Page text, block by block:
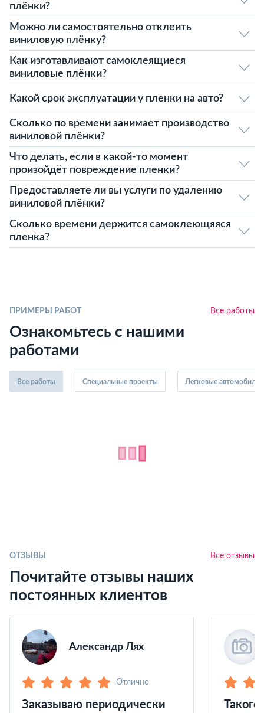
плёнки?
Можно ли самостоятельно отклеить
виниловую плёнку?
Как изготавливают самоклеящиеся
виниловые плёнки?
Какой срок эксплуатации у пленки на авто?
Сколько по времени занимает производство
виниловой плёнки?
Что делать, если в какой-то момент
произойдёт повреждение пленки?
Предоставляете ли вы услуги по удалению
виниловой плёнки?
Сколько времени держится самоклеющяяся
пленка?
ПРИМЕРЫ РАБОТ Все работы
Ознакомьтесь с нашими
работами
Все работы Специальные проекты Легковые автомобили
ОТЗЫВЫ Все отзывы
Почитайте отзывы наших
постоянных клиентов
Александр Лях
Отлично
Заказываю периодически